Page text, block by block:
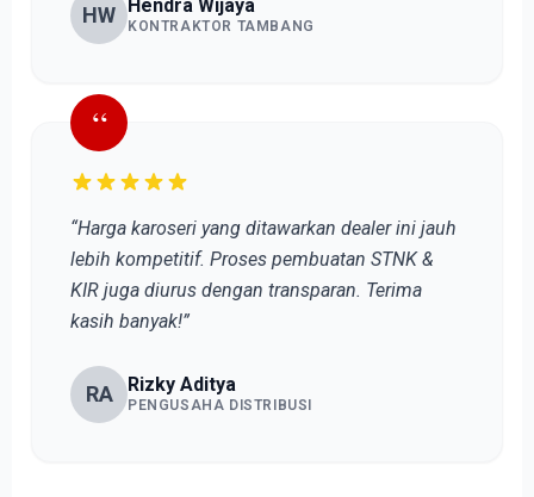
HW Hendra Wijaya
KONTRAKTOR TAMBANG
“
“Harga karoseri yang ditawarkan dealer ini jauh
lebih kompetitif. Proses pembuatan STNK &
KIR juga diurus dengan transparan. Terima
kasih banyak!”
RA Rizky Aditya
PENGUSAHA DISTRIBUSI